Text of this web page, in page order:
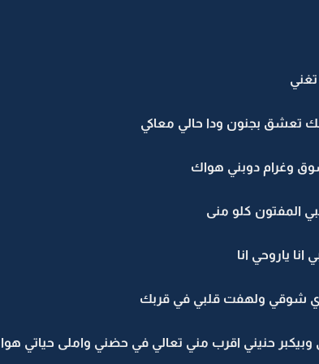
تعشق بجنون ودا حالي معاكي
وغرام دوبني هواك
المفتون كلو منى
ياروحي انا
شوقي ولهفت قلبي في قربك
وبيكبر حنيني اقرب مني تعالي في حضني واملى حياتي هوا